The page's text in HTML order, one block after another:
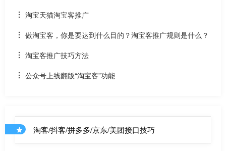
淘宝天猫淘宝客推广
做淘宝客，你是要达到什么目的？淘宝客推广规则是什么？
淘宝客推广技巧方法
公众号上线翻版“淘宝客”功能
淘客/抖客/拼多多/京东/美团接口技巧